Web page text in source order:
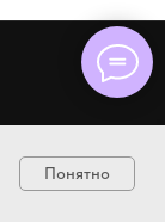
Понятно